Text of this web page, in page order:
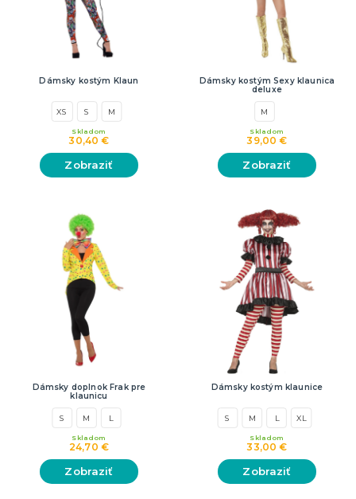
Dámsky kostým Klaun
XS S M
30,40 €
Skladom
Zobraziť
Dámsky kostým Sexy klaunica
deluxe
M
39,00 €
Skladom
Zobraziť
Dámsky doplnok Frak pre
klaunicu
S M L
24,70 €
Skladom
Zobraziť
Dámsky kostým klaunice
S M L XL
33,00 €
Skladom
Zobraziť